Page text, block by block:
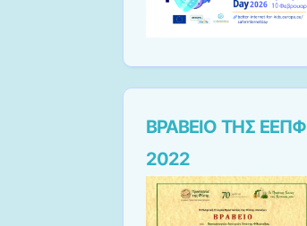
ΒΡΑΒΕΙΟ ΤΗΣ ΕΕΠΦ
2022